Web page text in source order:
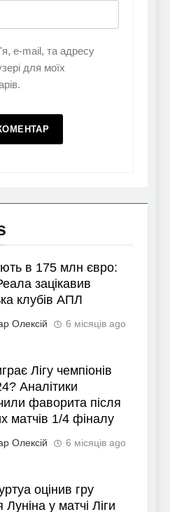
e-mail, та адресу
для моїх
в 175 млн євро:
зацікавив
клубів АПЛ
Олексій 6 місяців ago
Лігу чемпіонів
Аналітики
фаворита після
матчів 1/4 фіналу
Олексій 6 місяців ago
оцінив гру
Луніна у матчі Ліги